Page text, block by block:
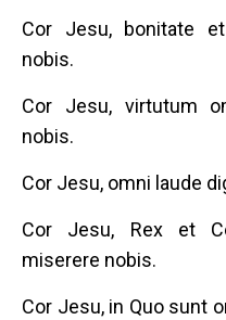
Cor Jesu, bonitate
nobis.
Cor Jesu, virtutum
nobis.
Cor Jesu, omni laude
Cor Jesu, Rex et
miserere nobis.
Cor Jesu, in Quo sunt